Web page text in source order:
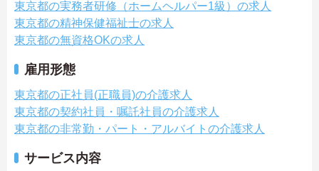
東京都の実務者研修（ホームヘルパー1級）の求人
東京都の精神保健福祉士の求人
東京都の無資格OKの求人
雇用形態
東京都の正社員(正職員)の介護求人
東京都の契約社員・嘱託社員の介護求人
東京都の非常勤・パート・アルバイトの介護求人
サービス内容